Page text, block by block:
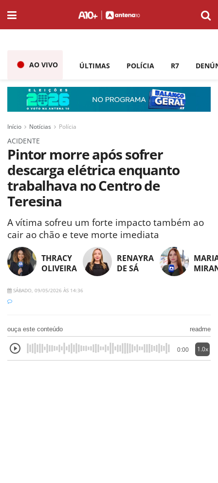
AO VIVO ÚLTIMAS POLÍCIA R7
Início Notícias Polícia
ACIDENTE
Pintor morre após sofrer
descarga elétrica enquanto
trabalhava no Centro de
Teresina
A vítima sofreu um forte impacto também ao
cair ao chão e teve morte imediata
THRACY
OLIVEIRA
RENAYRA
DE SÁ
SÁBADO, 09/05/2026 ÀS 14:36
ouça este conteúdo readme
0:00 1.0x